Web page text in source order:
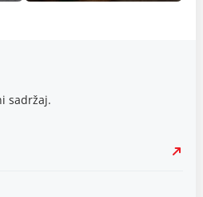
sadržaj.